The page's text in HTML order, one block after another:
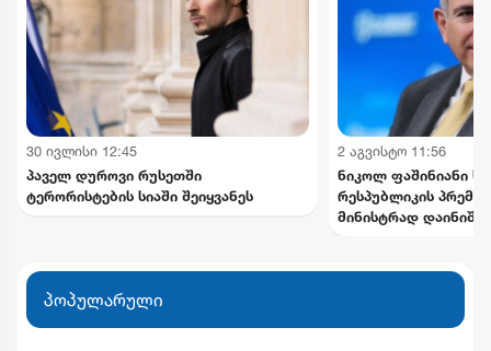
30 ივლისი 12:45
პაველ დუროვი რუსეთში
ტერორისტების სიაში შეიყვანეს
2 აგვისტო 11:56
ნიკოლ ფაშინიანი
რესპუბლიკის
მინისტრად დაინიშნა
პოპულარული